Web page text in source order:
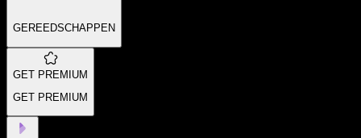
GEREEDSCHAPPEN
GET PREMIUM
GET PREMIUM